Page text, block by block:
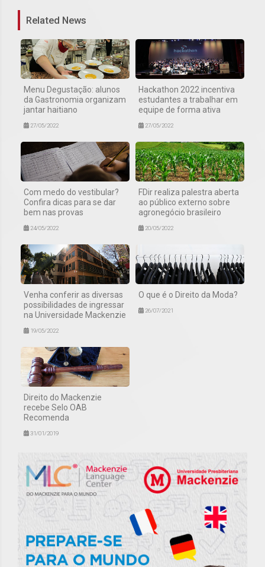
Related News
Menu Degustação: alunos
da Gastronomia organizam
jantar haitiano
27/05/2022
Hackathon 2022 incentiva
estudantes a trabalhar em
equipe de forma ativa
27/05/2022
Com medo do vestibular?
Confira dicas para se dar
bem nas provas
24/05/2022
FDir realiza palestra aberta
ao público externo sobre
agronegócio brasileiro
20/05/2022
Venha conferir as diversas
possibilidades de ingressar
na Universidade Mackenzie
19/05/2022
O que é o Direito da Moda?
26/07/2021
Direito do Mackenzie
recebe Selo OAB
Recomenda
31/01/2019